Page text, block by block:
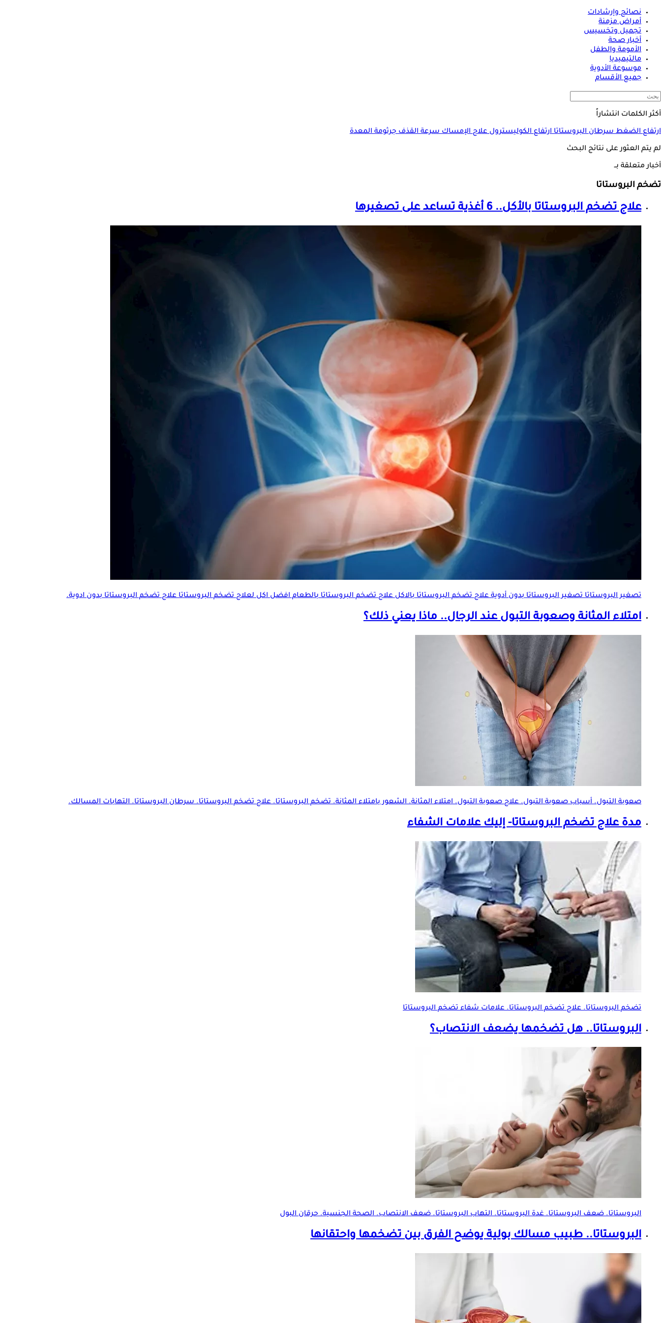
نصائح وإرشادات
أمراض مزمنة
تجميل وتخسيس
أخبار صحة
الأمومة والطفل
مالتيميديا
موسوعة الأدوية
جميع الأقسام
أكثر الكلمات انتشاراً
ارتفاع الضغطسرطان البروستاتاارتفاع الكوليسترولعلاج الإمساكسرعة القذفجرثومة المعدة
لم يتم العثور على نتائج البحث
أخبار متعلقة بــ
تضخم البروستاتا
علاجتضخم البروستاتابالأكل.. 6 أغذية تساعد على تصغيرها
تصغير البروستاتا تصغير البروستاتا بدون أدوية علاجتضخم البروستاتابالاكل علاجتضخم البروستاتابالطعام افضل اكل لعلاجتضخم البروستاتاعلاجتضخم البروستاتابدون ادوية.
امتلاء المثانة وصعوبة التبول عند الرجال.. ماذا يعني ذلك؟
صعوبة التبول. أسباب صعوبة التبول. علاج صعوبة التبول. امتلاء المثانة. الشعور بامتلاء المثانة.تضخم البروستاتا. علاجتضخم البروستاتا. سرطان البروستاتا. التهابات المسالك.
مدة علاجتضخم البروستاتا- إليك علامات الشفاء
تضخم البروستاتا. علاجتضخم البروستاتا. علامات شفاءتضخم البروستاتا
البروستاتا.. هل تضخمها يضعف الانتصاب؟
البروستاتا. ضعف البروستاتا. غدة البروستاتا. التهاب البروستاتا. ضعف الانتصاب. الصحة الجنسية. حرقان البول
البروستاتا.. طبيب مسالك بولية يوضح الفرق بين تضخمها واحتقانها